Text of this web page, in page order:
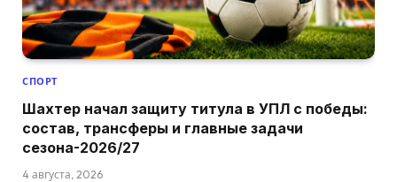
СПОРТ
Шахтер начал защиту титула в УПЛ с победы:
состав, трансферы и главные задачи
сезона-2026/27
4 августа, 2026